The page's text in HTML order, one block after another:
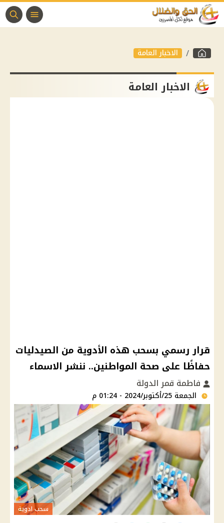
الاخبار العامة
الاخبار العامة
قرار رسمي بسحب هذه الأدوية من الصيدليات
حفاظًا على صحة المواطنين.. ننشر الاسماء
فاطمة قمر الدولة
الجمعة 25/أكتوبر/2024 - 01:24 م
سحب ادوية